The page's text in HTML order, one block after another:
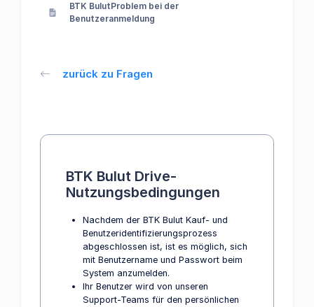
BTK BulutProblem bei der
Benutzeranmeldung
zurück zu Fragen
BTK Bulut Drive-
Nutzungsbedingungen
Nachdem der BTK Bulut Kauf- und
Benutzeridentifizierungsprozess
abgeschlossen ist, ist es möglich, sich
mit Benutzername und Passwort beim
System anzumelden.
Ihr Benutzer wird von unseren
Support-Teams für den persönlichen